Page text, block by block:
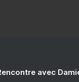
avec